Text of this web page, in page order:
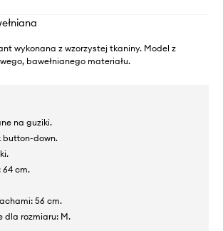
wykonana z wzorzystej tkaniny. Model z
bawełnianego materiału.
na guziki.
button-down.
64 cm.
56 cm.
dla rozmiaru: M.